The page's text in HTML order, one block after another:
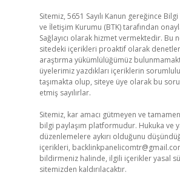
Sitemiz, 5651 Sayılı Kanun gereğince
ve İletişim Kurumu (BTK) tarafından
Sağlayıcı olarak hizmet vermektedir. Bu
sitedeki içerikleri proaktif olarak
araştırma yükümlülüğümüz
üyelerimiz yazdıkları içeriklerin
taşımakta olup, siteye üye olarak bu
etmiş sayılırlar.
Sitemiz, kar amacı gütmeyen ve
bilgi paylaşım platformudur. Hukuka ve
düzenlemelere aykırı olduğunu
içerikleri,
bildirmeniz halinde, ilgili içerikler yasal
sitemizden kaldırılacaktır.